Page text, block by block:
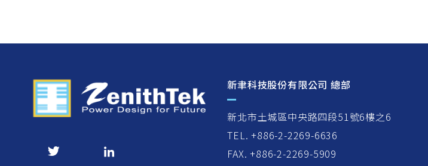
新聿科技股份有限公司 總部
新北市土城區中央路四段51號6樓之6
TEL. +886-2-2269-6636
FAX. +886-2-2269-5909